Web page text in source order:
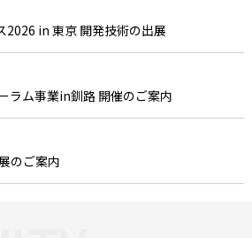
2026 in 東京 開発技術の出展
ラム事業in釧路 開催のご案内
のご案内